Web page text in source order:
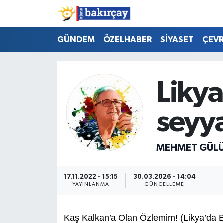
GÜNDEM ÖZELHABER SİYASET
MEHMET
17.11.2022 - 15:15
YAYINLANMA
30.03.2026 - 14:04
GÜNCELLEME
Kaş Kalkan’a Olan Özlemim! (Likya’da
İzmir Nöbetçi Eczaneler
İzmir Namaz Vakitleri
İzmir Trafik Yoğunluk Haritası
Süper Lig Puan Durumu ve Fikstür
Haber Arşivi